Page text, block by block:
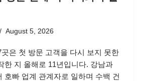
August 5, 2026
은 첫 방문 고객을 다시 보지 못한
한 지 올해로 11년입니다. 강남과
호빠 업계 관계자로 일하며 수백 건